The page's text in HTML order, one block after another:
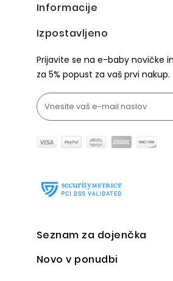
Informacije
Izpostavljeno
Prijavite se na e-baby novičke
za 5% popust za vaš prvi nakup.
Seznam za dojenčka
Novo v ponudbi